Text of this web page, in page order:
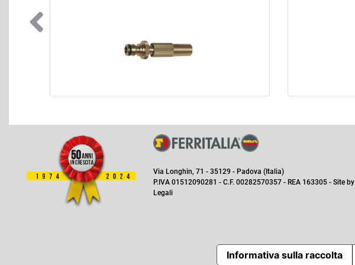
Via Longhin, 71 - 35129 - Padova (Italia)
P.IVA 01512090281 - C.F. 00282570357 - REA 163305 - Site by
Legali
Informativa sulla raccolta